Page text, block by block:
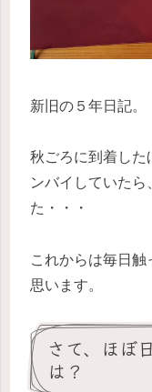
新旧の５年日記。
秋ごろに到着した
ンバイしていた
た・・・
これからは毎日触
思います。
さて、ほぼ
は？